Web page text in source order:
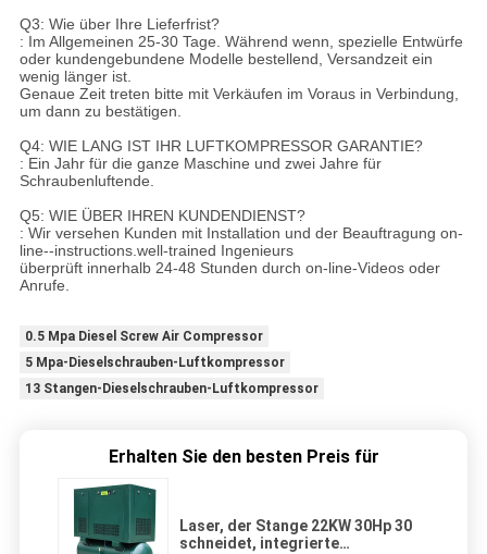
Q3: Wie über Ihre Lieferfrist?
: Im Allgemeinen 25-30 Tage. Während wenn, spezielle Entwürfe
oder kundengebundene Modelle bestellend, Versandzeit ein
wenig länger ist.
Genaue Zeit treten bitte mit Verkäufen im Voraus in Verbindung,
um dann zu bestätigen.
Q4: WIE LANG IST IHR LUFTKOMPRESSOR GARANTIE?
: Ein Jahr für die ganze Maschine und zwei Jahre für
Schraubenluftende.
Q5: WIE ÜBER IHREN KUNDENDIENST?
: Wir versehen Kunden mit Installation und der Beauftragung on-
line--instructions.well-trained Ingenieurs
überprüft innerhalb 24-48 Stunden durch on-line-Videos oder
Anrufe.
0.5 Mpa Diesel Screw Air Compressor
5 Mpa-Dieselschrauben-Luftkompressor
13 Stangen-Dieselschrauben-Luftkompressor
Erhalten Sie den besten Preis für
Laser, der Stange 22KW 30Hp 30
schneidet, integrierte